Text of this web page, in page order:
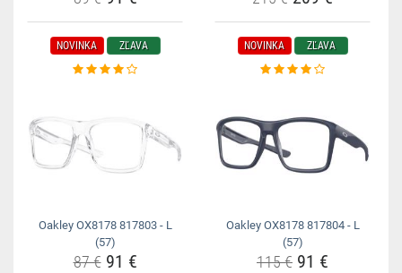
NOVINKA ZĽAVA
Oakley OX8178 817803 - L
(57)
87 €91 €
NOVINKA ZĽAVA
Oakley OX8178 817804 - L
(57)
115 € 91 €